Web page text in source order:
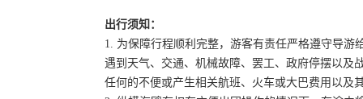
出行须知：
1. 为保障行程顺利完整，游客有责任严格遵守导
遇到天气、交通、机械故障、罢工、政府停摆以及
任何的不便或产生相关航班、火车或大巴费用以及